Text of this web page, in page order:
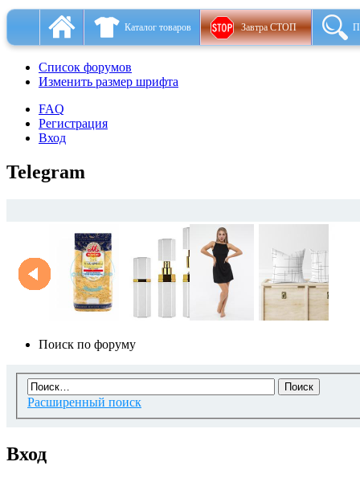
Каталог товаров Завтра СТОП
Список форумов
Изменить размер шрифта
FAQ
Регистрация
Вход
Telegram
Поиск по форуму
Расширенный поиск
Вход